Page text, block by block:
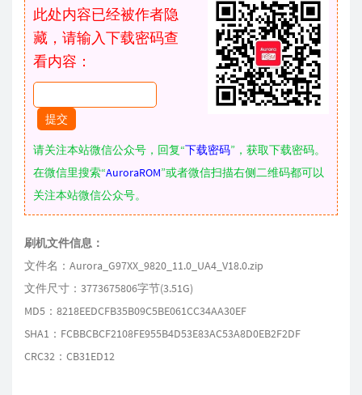
此处内容已经被作者隐
藏，请输入下载密码查
看内容：
请关注本站微信公众号，回复“下载密码”，获取下载密码。
在微信里搜索“AuroraROM”或者微信扫描右侧二维码都可以
关注本站微信公众号。
刷机文件信息：
文件名：Aurora_G97XX_9820_11.0_UA4_V18.0.zip
文件尺寸：3773675806字节(3.51G)
MD5：8218EEDCFB35B09C5BE061CC34AA30EF
SHA1：FCBBCBCF2108FE955B4D53E83AC53A8D0EB2F2DF
CRC32：CB31ED12